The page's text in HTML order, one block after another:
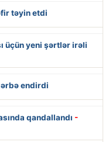
təyin etdi
üçün yeni şərtlər irəli
endirdi
qandallandı -